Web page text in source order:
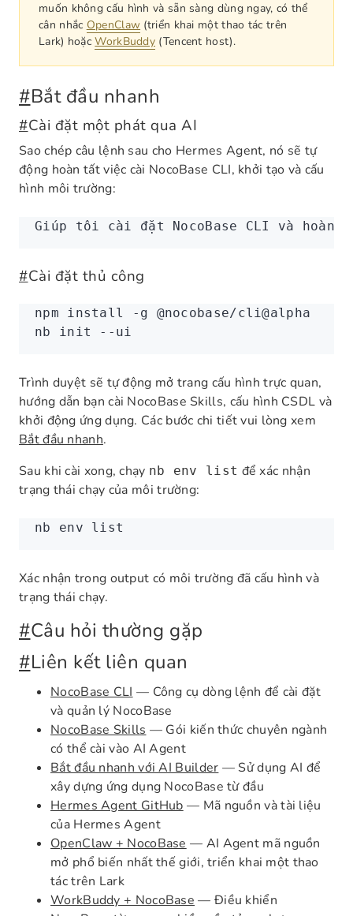
muốn không cấu hình và sẵn sàng dùng ngay, có thể
cân nhắc OpenClaw (triển khai một thao tác trên
Lark) hoặcWorkBuddy (Tencent host).
#Bắt đầu nhanh
#Cài đặt một phát qua AI
Sao chép câu lệnh sau cho Hermes Agent, nó sẽ tự
động hoàn tất việc cài NocoBase CLI, khởi tạo và cấu
hình môi trường:
Giúp tôi cài đặt NocoBase CLI và
#Cài đặt thủ công
npm install -g @nocobase/cli@alpha
nb init --ui
Trình duyệt sẽ tự động mở trang cấu hình trực quan,
hướng dẫn bạn cài NocoBase Skills, cấu hình CSDL và
khởi động ứng dụng. Các bước chi tiết vui lòng xem
Bắt đầu nhanh.
Sau khi cài xong, chạy nb env list để xác nhận
trạng thái chạy của môi trường:
nb env list
Xác nhận trong output có môi trường đã cấu hình và
trạng thái chạy.
#Câu hỏi thường gặp
#Liên kết liên quan
NocoBase CLI — Công cụ dòng lệnh để cài đặt
và quản lý NocoBase
NocoBase Skills — Gói kiến thức chuyên ngành
có thể cài vào AI Agent
Bắt đầu nhanh với AI Builder — Sử dụng AI để
xây dựng ứng dụng NocoBase từ đầu
Hermes Agent GitHub — Mã nguồn và tài liệu
của Hermes Agent
OpenClaw + NocoBase — AI Agent mã nguồn
mở phổ biến nhất thế giới, triển khai một thao
tác trên Lark
WorkBuddy + NocoBase — Điều khiển